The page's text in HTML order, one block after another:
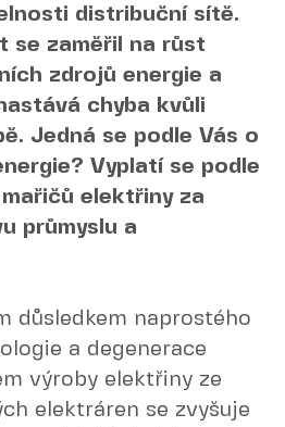
distribuční sítě.
se zaměřil na růst
zdrojů energie a
chyba kvůli
Jedná se podle Vás o
Vyplatí se podle
elektřiny za
průmyslu a
důsledkem naprostého
a degenerace
výroby elektřiny ze
elektráren se zvyšuje